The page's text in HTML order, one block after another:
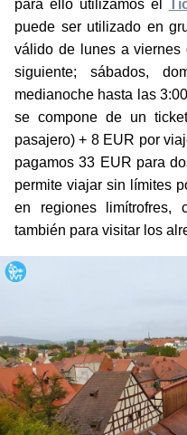
puede ser utilizado en
válido de lunes a
siguiente; sábados,
medianoche hasta las
se compone de un
pasajero) + 8 EUR por
pagamos 33 EUR para
permite viajar sin límites
en regiones
también para visitar los